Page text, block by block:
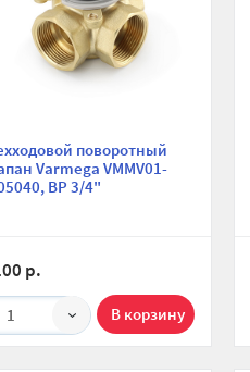
поворотный
Varmega VMMV01-
ВР 3/4"
р.
1